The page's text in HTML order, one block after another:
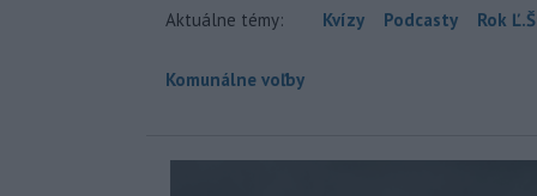
Aktuálne témy: Kvízy Podcasty Rok
Komunálne voľby